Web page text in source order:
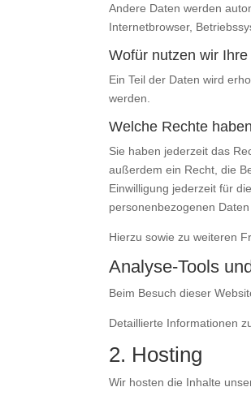
Andere Daten werden
Internetbrowser,
Wofür nutzen wir
Ein Teil der Daten wird
werden.
Welche Rechte
Sie haben jederzeit das
außerdem ein Recht, die
Einwilligung jederzeit für
personenbezogenen
Hierzu sowie zu weiteren
Analyse-Tools
Beim Besuch dieser
Detaillierte Informationen
2. Hosting
Wir hosten die Inhalte